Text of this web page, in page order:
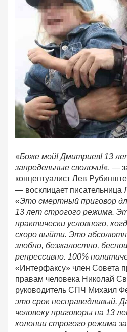
«Боже мой! Дмитриев! 13
запредельные сволочи!«, —
концептуалист Лев
— восклицает писательница
«Это смертный приговор
13 лет строгого режима.
практически условного,
скоро выйти. Это
злобно, безжалостно,
репрессивно. 100%
«Интерфаксу» член Совета
правам человека Николай
руководитель СПЧ Михаил
это срок несправедливый.
человеку приговоры на 13
колонии строгого режима